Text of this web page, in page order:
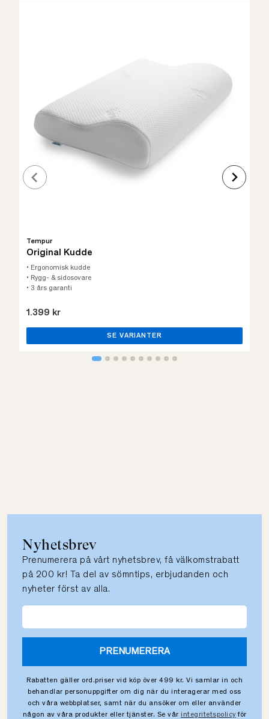
Tempur
Original Kudde
• Ergonomisk kudde
• Rygg- & sidosovare
• 3 års garanti
1.399 kr
SE VARIANTER
Nyhetsbrev
Prenumerera på vårt nyhetsbrev, få välkomstrabatt
på 200 kr! Ta del av sömntips, erbjudanden och
nyheter först av alla.
PRENUMERERA
Rabatten gäller ord.priser vid köp över 499 kr. Vi samlar in och
behandlar personuppgifter om dig när du interagerar med oss
och våra webbplatser, samt när du ansöker om eller använder
någon av våra produkter eller tjänster. Se vår integritetspolicy för